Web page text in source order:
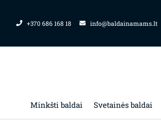
+370 686 168 18 info@baldainamams.lt
Minkšti baldai Svetainės baldai